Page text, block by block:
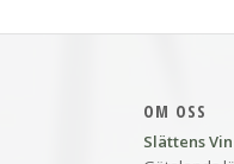
OM OSS
Slättens